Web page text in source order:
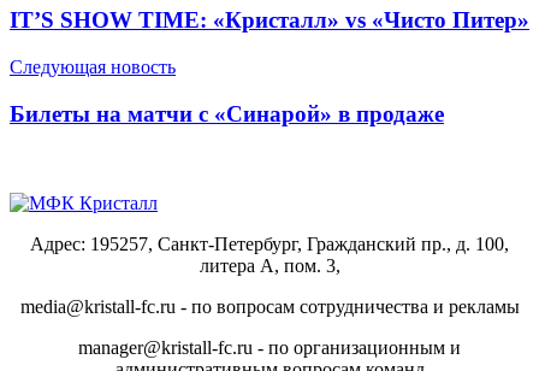
IT’S SHOW TIME: «Кристалл» vs «Чисто Питер»
Следующая новость
Билеты на матчи с «Синарой» в продаже
Адрес: 195257, Санкт-Петербург, Гражданский пр., д. 100,
литера А, пом. 3,
media@kristall-fc.ru - по вопросам сотрудничества и рекламы
manager@kristall-fc.ru - по организационным и